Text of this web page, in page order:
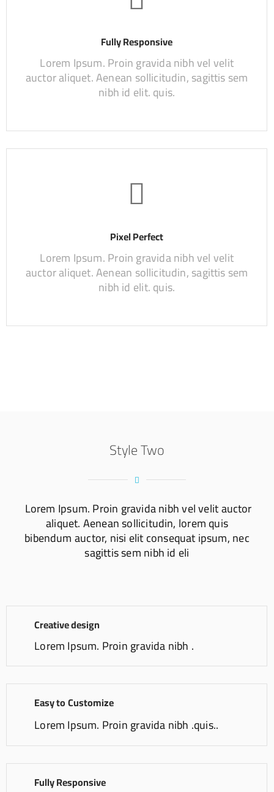
Fully Responsive
Lorem Ipsum. Proin gravida nibh vel velit
auctor aliquet. Aenean sollicitudin, sagittis sem
nibh id elit. quis.
Pixel Perfect
Lorem Ipsum. Proin gravida nibh vel velit
auctor aliquet. Aenean sollicitudin, sagittis sem
nibh id elit. quis.
Style Two
Lorem Ipsum. Proin gravida nibh vel velit auctor
aliquet. Aenean sollicitudin, lorem quis
bibendum auctor, nisi elit consequat ipsum, nec
sagittis sem nibh id eli
Creative design
Lorem Ipsum. Proin gravida nibh .
Easy to Customize
Lorem Ipsum. Proin gravida nibh .quis..
Fully Responsive